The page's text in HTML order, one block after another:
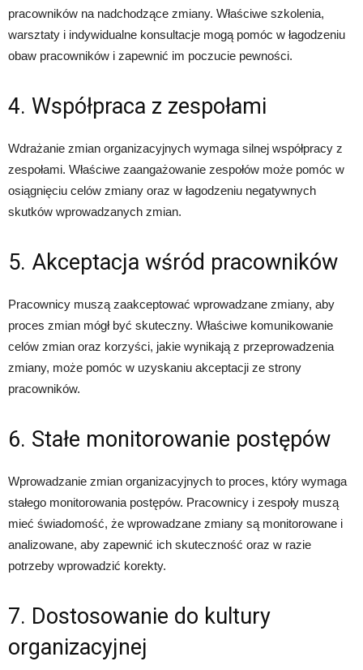
pracowników na nadchodzące zmiany. Właściwe szkolenia,
warsztaty i indywidualne konsultacje mogą pomóc w łagodzeniu
obaw pracowników i zapewnić im poczucie pewności.
4. Współpraca z zespołami
Wdrażanie zmian organizacyjnych wymaga silnej współpracy z
zespołami. Właściwe zaangażowanie zespołów może pomóc w
osiągnięciu celów zmiany oraz w łagodzeniu negatywnych
skutków wprowadzanych zmian.
5. Akceptacja wśród pracowników
Pracownicy muszą zaakceptować wprowadzane zmiany, aby
proces zmian mógł być skuteczny. Właściwe komunikowanie
celów zmian oraz korzyści, jakie wynikają z przeprowadzenia
zmiany, może pomóc w uzyskaniu akceptacji ze strony
pracowników.
6. Stałe monitorowanie postępów
Wprowadzanie zmian organizacyjnych to proces, który wymaga
stałego monitorowania postępów. Pracownicy i zespoły muszą
mieć świadomość, że wprowadzane zmiany są monitorowane i
analizowane, aby zapewnić ich skuteczność oraz w razie
potrzeby wprowadzić korekty.
7. Dostosowanie do kultury
organizacyjnej